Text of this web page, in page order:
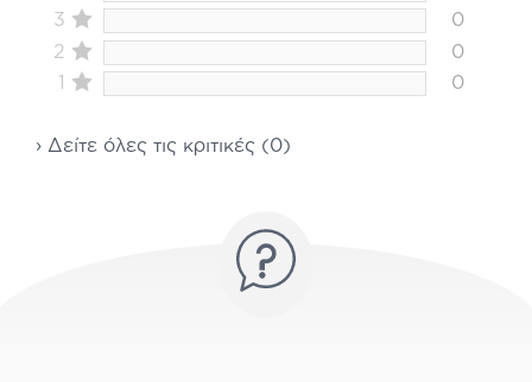
3
0
2
0
1
0
› Δείτε όλες τις κριτικές (0)